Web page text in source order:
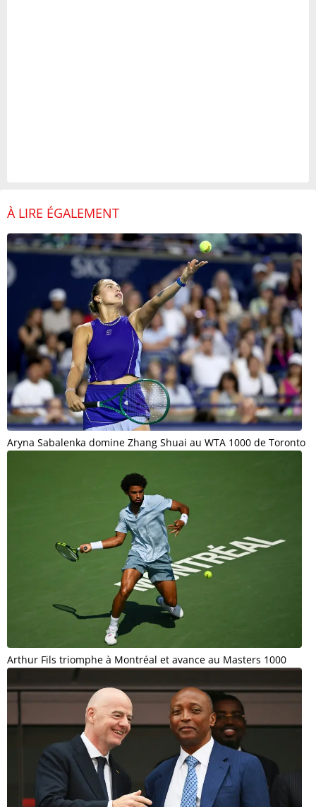
À LIRE ÉGALEMENT
Aryna Sabalenka domine Zhang Shuai au WTA 1000 de Toronto
Arthur Fils triomphe à Montréal et avance au Masters 1000